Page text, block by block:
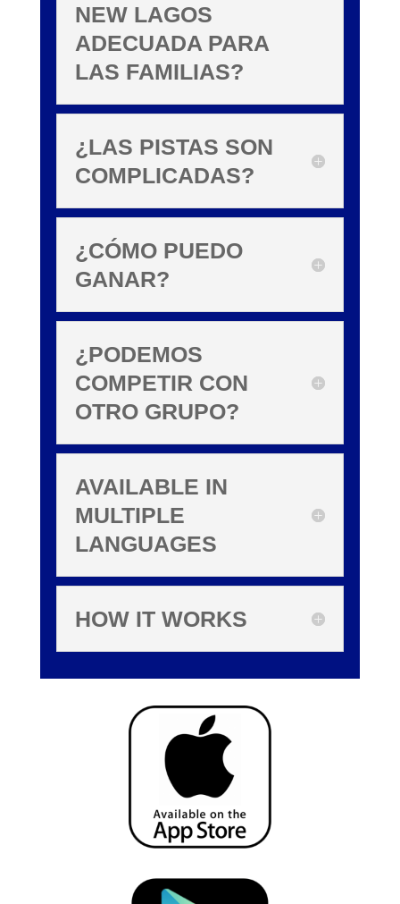
NEW LAGOS
ADECUADA PARA
LAS FAMILIAS?
¿LAS PISTAS SON
COMPLICADAS?
¿CÓMO PUEDO
GANAR?
¿PODEMOS
COMPETIR CON
OTRO GRUPO?
AVAILABLE IN
MULTIPLE
LANGUAGES
HOW IT WORKS